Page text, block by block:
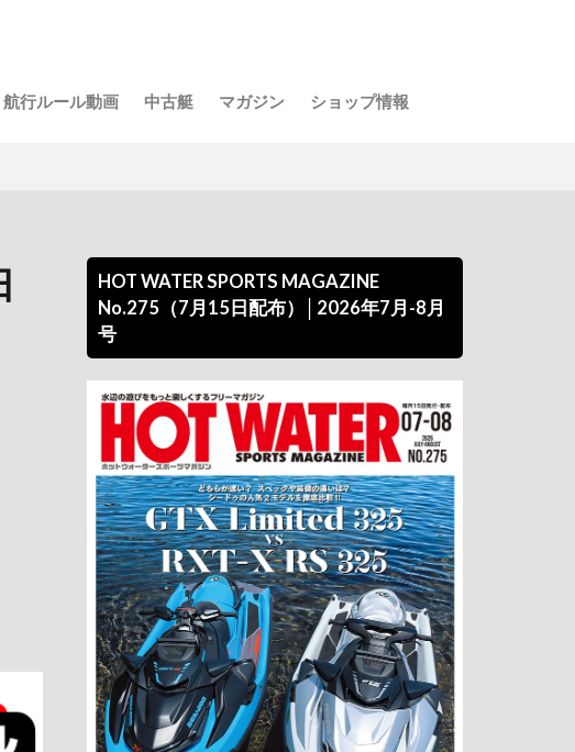
行ルール動画 中古艇 マガジン ショップ情報
HOT WATER SPORTS MAGAZINE
No.275（7月15日配布）│2026年7月-8月
号